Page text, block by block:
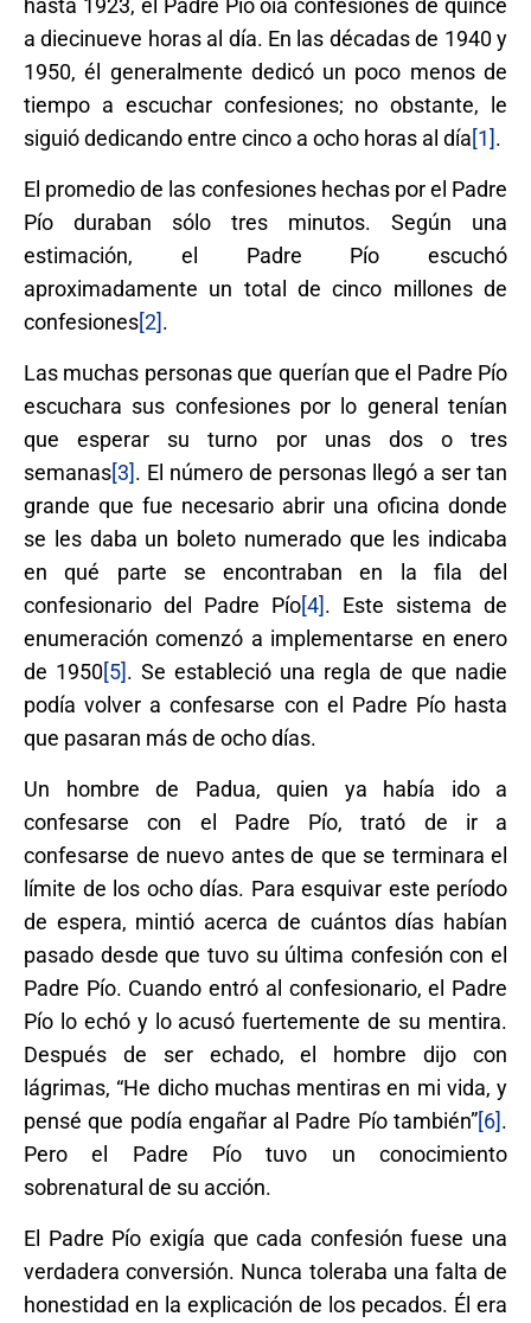
a diecinueve horas al día. En las décadas de 1940 y
1950, él generalmente dedicó un poco menos de
tiempo a escuchar confesiones; no obstante, le
siguió dedicando entre cinco a ocho horas al día[1].
El promedio de las confesiones hechas por el Padre
Pío duraban sólo tres minutos. Según una
estimación, el Padre Pío escuchó
aproximadamente un total de cinco millones de
confesiones[2].
Las muchas personas que querían que el Padre Pío
escuchara sus confesiones por lo general tenían
que esperar su turno por unas dos o tres
semanas[3]. El número de personas llegó a ser tan
grande que fue necesario abrir una oficina donde
se les daba un boleto numerado que les indicaba
en qué parte se encontraban en la fila del
confesionario del Padre Pío[4]. Este sistema de
enumeración comenzó a implementarse en enero
de 1950[5]. Se estableció una regla de que nadie
podía volver a confesarse con el Padre Pío hasta
que pasaran más de ocho días.
Un hombre de Padua, quien ya había ido a
confesarse con el Padre Pío, trató de ir a
confesarse de nuevo antes de que se terminara el
límite de los ocho días. Para esquivar este período
de espera, mintió acerca de cuántos días habían
pasado desde que tuvo su última confesión con el
Padre Pío. Cuando entró al confesionario, el Padre
Pío lo echó y lo acusó fuertemente de su mentira.
Después de ser echado, el hombre dijo con
lágrimas, “He dicho muchas mentiras en mi vida, y
pensé que podía engañar al Padre Pío también”[6].
Pero el Padre Pío tuvo un conocimiento
sobrenatural de su acción.
El Padre Pío exigía que cada confesión fuese una
verdadera conversión. Nunca toleraba una falta de
honestidad en la explicación de los pecados. Él era